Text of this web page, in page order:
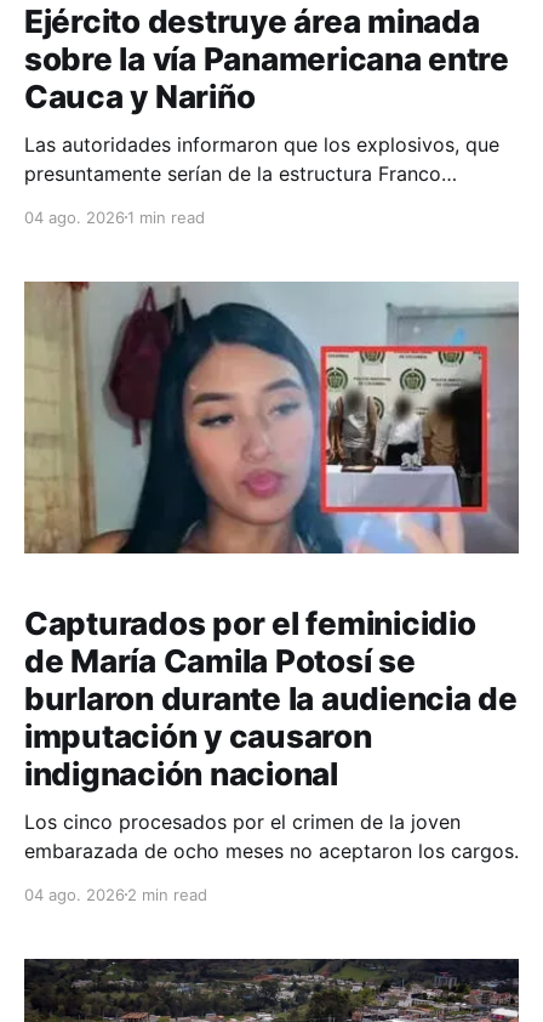
Ejército destruye área minada
sobre la vía Panamericana entre
Cauca y Nariño
Las autoridades informaron que los explosivos, que
presuntamente serían de la estructura Franco
por radiofrecuencia y presión. Tras la operación, el
04 ago. 2026 1 min read
Capturados por el feminicidio
de María Camila Potosí se
burlaron durante la audiencia de
imputación y causaron
indignación nacional
Los cinco procesados por el crimen de la joven
embarazada de ocho meses no aceptaron los cargos.
04 ago. 2026 2 min read